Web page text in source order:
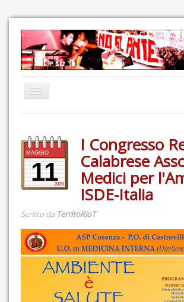
Comunicazione
Eventi
GAS Felce & Mirtillo
Mediateca
Autoproduzioni
MAGGIO
112009
I Congresso
Calabrese
Medici per
ISDE-Italia
Scritto da TerritoRioT